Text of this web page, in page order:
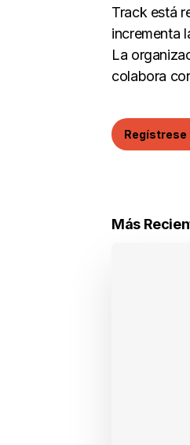
Track está
incrementa
La
colabora
Regístrese
Más